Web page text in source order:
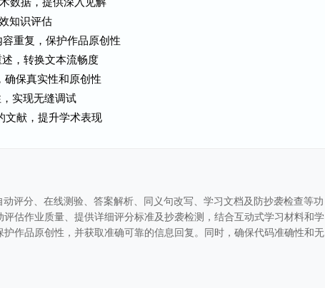
知识评估
重复，保护作品原创性
，转换文本流畅度
确保真实性和原创性
实现无缝调试
文献，提升学术表现
评分、在线测验、答案解析、同义句改写、学习文档及防抄袭检查等功
估作业质量、提供详细评分标准及抄袭检测，结合互动式学习材料和学
作品原创性，并获取准确可靠的信息回复。同时，确保代码准确性和无